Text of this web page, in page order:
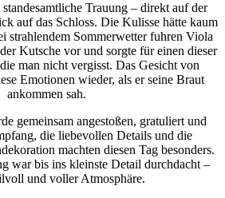
Trauung – direkt auf der
auf das Schloss. Die Kulisse hätte kaum
strahlendem Sommerwetter fuhren Viola
Kutsche vor und sorgte für einen dieser
man nicht vergisst. Das Gesicht von
Emotionen wieder, als er seine Braut
ankommen sah.
gemeinsam angestoßen, gratuliert und
die liebevollen Details und die
machten diesen Tag besonders.
war bis ins kleinste Detail durchdacht –
und voller Atmosphäre.